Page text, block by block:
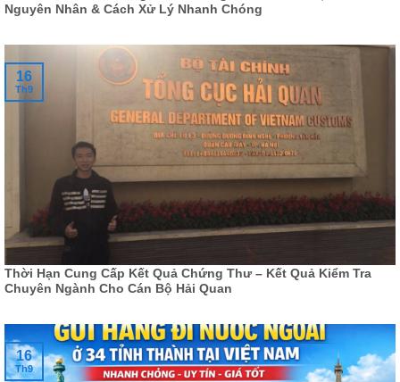
Nguyên Nhân & Cách Xử Lý Nhanh Chóng
Thời Hạn Cung Cấp Kết Quả Chứng Thư – Kết Quả Kiểm Tra
Chuyên Ngành Cho Cán Bộ Hải Quan
16
Th9
16
Th9